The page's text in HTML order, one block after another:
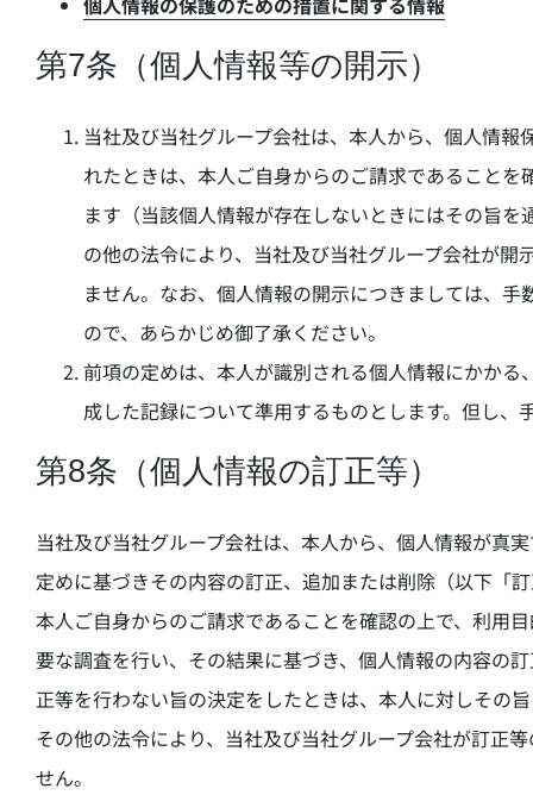
第7条（個人情報等の開示）
当社及び当社グループ会社は、本人から、個人情
れたときは、本人ご自身からのご請求であること
ます（当該個人情報が存在しないときにはその旨
の他の法令により、当社及び当社グループ会社が
ません。なお、個人情報の開示につきましては、
ので、あらかじめ御了承ください。
前項の定めは、本人が識別される個人情報にかか
成した記録について準用するものとします。但し、
第8条（個人情報の訂正等）
当社及び当社グループ会社は、本人から、個人情報が真
定めに基づきその内容の訂正、追加または削除（以下「
本人ご自身からのご請求であることを確認の上で、利用
要な調査を行い、その結果に基づき、個人情報の内容の
正等を行わない旨の決定をしたときは、本人に対しその
その他の法令により、当社及び当社グループ会社が訂正
せん。